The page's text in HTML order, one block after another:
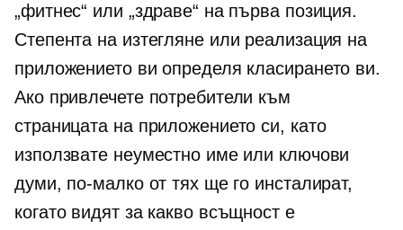
„фитнес“ или „здраве“ на първа позиция.
Степента на изтегляне или реализация на
приложението ви определя класирането ви.
Ако привлечете потребители към
страницата на приложението си, като
използвате неуместно име или ключови
думи, по-малко от тях ще го инсталират,
когато видят за какво всъщност е